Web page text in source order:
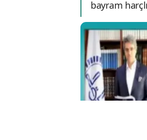
bayram